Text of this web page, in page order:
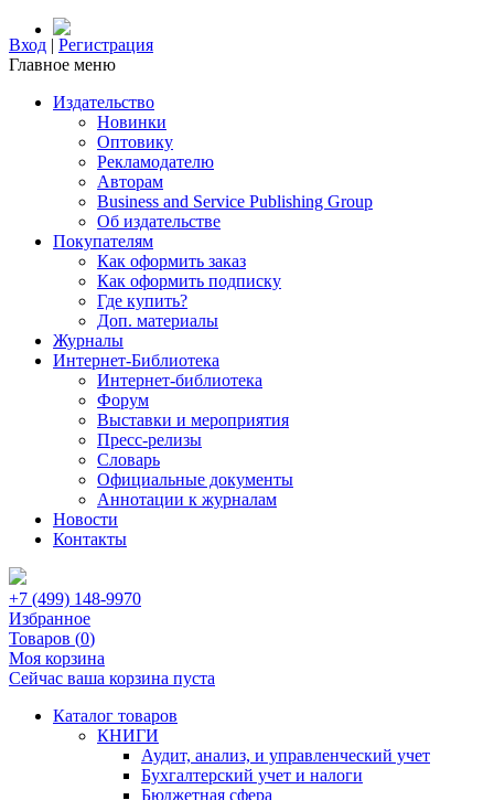
Вход | Регистрация
Главное меню
Издательство
Новинки
Оптовику
Рекламодателю
Авторам
Business and Service Publishing Group
Об издательстве
Покупателям
Как оформить заказ
Как оформить подписку
Где купить?
Доп. материалы
Журналы
Интернет-Библиотека
Интернет-библиотека
Форум
Выставки и мероприятия
Пресс-релизы
Словарь
Официальные документы
Аннотации к журналам
Новости
Контакты
+7 (499) 148-9970
Избранное
Товаров (0)
Моя корзина
Сейчас ваша корзина пуста
Каталог товаров
КНИГИ
Аудит, анализ, и управленческий учет
Бухгалтерский учет и налоги
Бюджетная сфера